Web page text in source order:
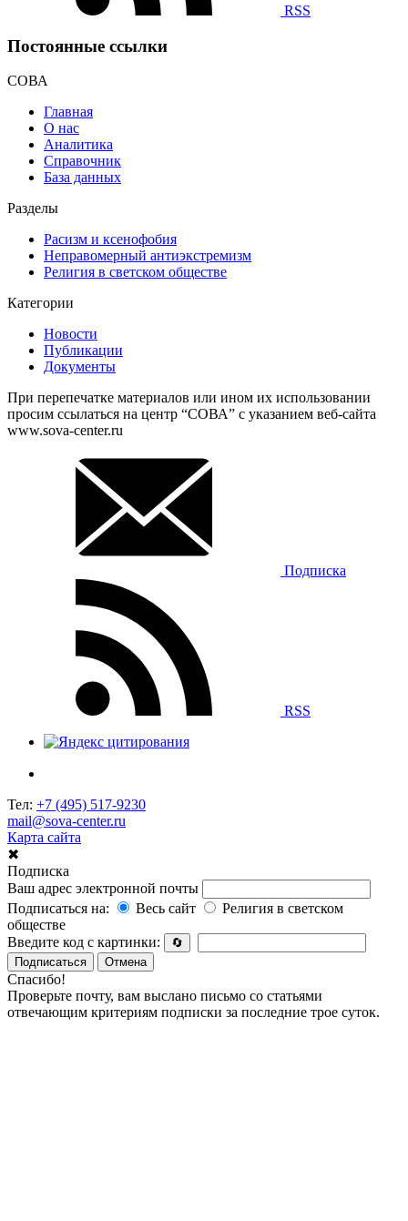
RSS
Постоянные ссылки
СОВА
Главная
О нас
Аналитика
Справочник
База данных
Разделы
Расизм и ксенофобия
Неправомерный антиэкстремизм
Религия в светском обществе
Категории
Новости
Публикации
Документы
При перепечатке материалов или ином их использовании
просим ссылаться на центр “СОВА” с указанием веб-сайта
www.sova-center.ru
Подписка
RSS
Тел: +7 (495) 517-9230
mail@sova-center.ru
Карта сайта
✖
Подписка
Ваш адрес электронной почты
Подписаться на:
Весь сайт
Религия в светском
обществе
Введите код с картинки:
🔄
Подписаться
Отмена
Спасибо!
Проверьте почту, вам выслано письмо со статьями
отвечающим критериям подписки за последние трое суток.